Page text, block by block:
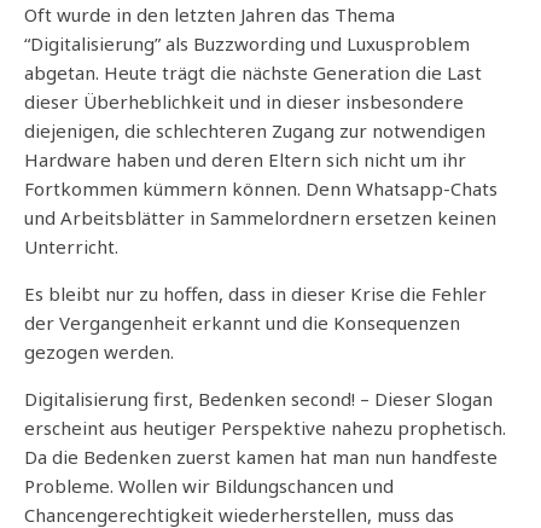
Oft wurde in den letzten Jahren das Thema
“Digitalisierung” als Buzzwording und Luxusproblem
abgetan. Heute trägt die nächste Generation die Last
dieser Überheblichkeit und in dieser insbesondere
diejenigen, die schlechteren Zugang zur notwendigen
Hardware haben und deren Eltern sich nicht um ihr
Fortkommen kümmern können. Denn Whatsapp-Chats
und Arbeitsblätter in Sammelordnern ersetzen keinen
Unterricht.
Es bleibt nur zu hoffen, dass in dieser Krise die Fehler
der Vergangenheit erkannt und die Konsequenzen
gezogen werden.
Digitalisierung first, Bedenken second! – Dieser Slogan
erscheint aus heutiger Perspektive nahezu prophetisch.
Da die Bedenken zuerst kamen hat man nun handfeste
Probleme. Wollen wir Bildungschancen und
Chancengerechtigkeit wiederherstellen, muss das